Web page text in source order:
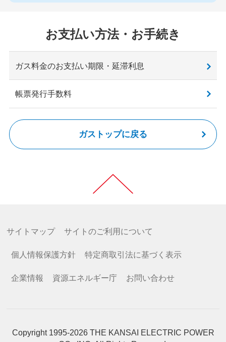
お支払い方法・お手続き
ガス料金のお支払い期限・延滞利息
帳票発行手数料
ガストップに戻る
サイトマップ サイトのご利用について
個人情報保護方針 特定商取引法に基づく表示
企業情報 資源エネルギー庁 お問い合わせ
Copyright 1995-2026 THE KANSAI ELECTRIC POWER